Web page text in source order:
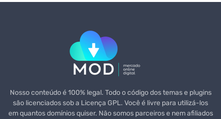
Nosso conteúdo é 100% legal. Todo o código dos temas e plugins
são licenciados sob a Licença GPL. Você é livre para utilizá-los
em quantos domínios quiser. Não somos parceiros e nem afiliados